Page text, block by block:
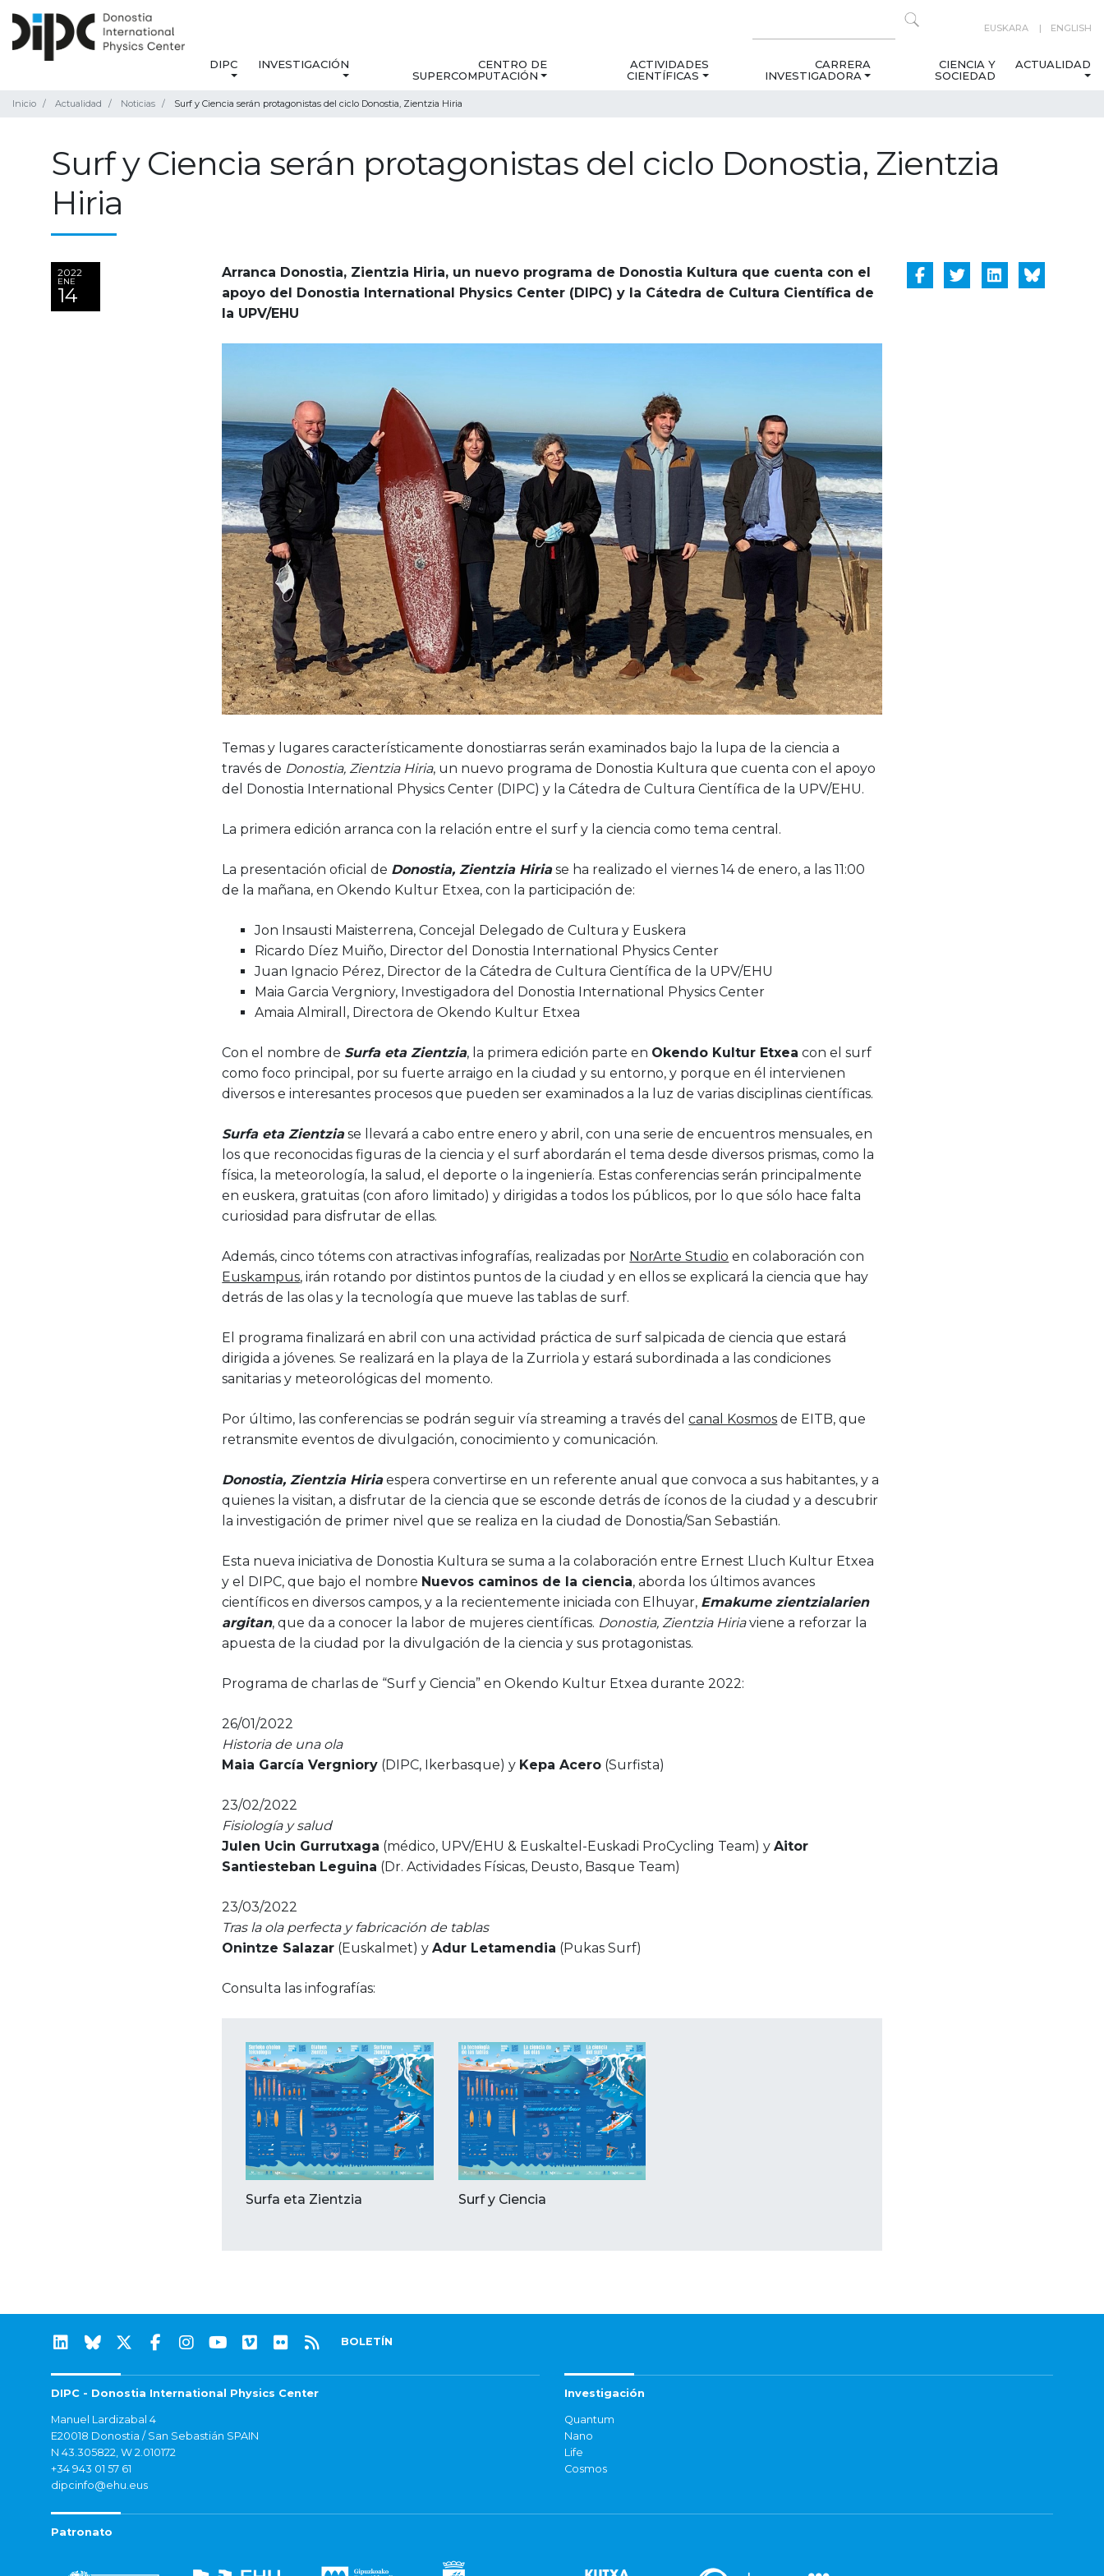
EUSKARA ENGLISH
DIPC INVESTIGACIÓN
CENTRO DE
SUPERCOMPUTACIÓN
ACTIVIDADES
CIENTÍFICAS
CARRERA
INVESTIGADORA
CIENCIA Y
SOCIEDAD
ACTUALIDAD
Inicio Actualidad Noticias Surf y Ciencia serán protagonistas del ciclo Donostia, Zientzia Hiria
Surf y Ciencia serán protagonistas del ciclo Donostia, Zientzia
Hiria
2022
ENE
14
Arranca Donostia, Zientzia Hiria, un nuevo programa de Donostia Kultura que cuenta con el
apoyo del Donostia International Physics Center (DIPC) y la Cátedra de Cultura Científica de
la UPV/EHU
Temas y lugares característicamente donostiarras serán examinados bajo la lupa de la ciencia a
través de Donostia, Zientzia Hiria, un nuevo programa de Donostia Kultura que cuenta con el apoyo
del Donostia International Physics Center (DIPC) y la Cátedra de Cultura Científica de la UPV/EHU.
La primera edición arranca con la relación entre el surf y la ciencia como tema central.
La presentación oficial de Donostia, Zientzia Hiriase ha realizado el viernes 14 de enero, a las 11:00
de la mañana, en Okendo Kultur Etxea, con la participación de:
Jon Insausti Maisterrena, Concejal Delegado de Cultura y Euskera
Ricardo Díez Muiño, Director del Donostia International Physics Center
Juan Ignacio Pérez, Director de la Cátedra de Cultura Científica de la UPV/EHU
Maia Garcia Vergniory, Investigadora del Donostia International Physics Center
Amaia Almirall, Directora de Okendo Kultur Etxea
Con el nombre de Surfa eta Zientzia, la primera edición parte en Okendo Kultur Etxea con el surf
como foco principal, por su fuerte arraigo en la ciudad y su entorno, y porque en él intervienen
diversos e interesantes procesos que pueden ser examinados a la luz de varias disciplinas científicas.
Surfa eta Zientziase llevará a cabo entre enero y abril, con una serie de encuentros mensuales, en
los que reconocidas figuras de la ciencia y el surf abordarán el tema desde diversos prismas, como la
física, la meteorología, la salud, el deporte o la ingeniería. Estas conferencias serán principalmente
en euskera, gratuitas (con aforo limitado) y dirigidas a todos los públicos, por lo que sólo hace falta
curiosidad para disfrutar de ellas.
Además, cinco tótems con atractivas infografías, realizadas por NorArte Studio en colaboración con
Euskampus, irán rotando por distintos puntos de la ciudad y en ellos se explicará la ciencia que hay
detrás de las olas y la tecnología que mueve las tablas de surf.
El programa finalizará en abril con una actividad práctica de surf salpicada de ciencia que estará
dirigida a jóvenes. Se realizará en la playa de la Zurriola y estará subordinada a las condiciones
sanitarias y meteorológicas del momento.
Por último, las conferencias se podrán seguir vía streaming a través delcanal Kosmos de EITB, que
retransmite eventos de divulgación, conocimiento y comunicación.
Donostia, Zientzia Hiria espera convertirse en un referente anual que convoca a sus habitantes, y a
quienes la visitan, a disfrutar de la ciencia que se esconde detrás de íconos de la ciudad y a descubrir
la investigación de primer nivel que se realiza en la ciudad de Donostia/San Sebastián.
Esta nueva iniciativa de Donostia Kultura se suma a la colaboración entre Ernest Lluch Kultur Etxea
y el DIPC, que bajo el nombre Nuevos caminos de la ciencia, aborda los últimos avances
científicos en diversos campos, y a la recientemente iniciada con Elhuyar, Emakume zientzialarien
argitan, que da a conocer la labor de mujeres científicas. Donostia, Zientzia Hiriaviene a reforzar la
apuesta de la ciudad por la divulgación de la ciencia y sus protagonistas.
Programa de charlas de “Surf y Ciencia” en Okendo Kultur Etxea durante 2022:
26/01/2022
Historia de una ola
Maia García Vergniory (DIPC, Ikerbasque) y Kepa Acero (Surfista)
23/02/2022
Fisiología y salud
Julen Ucin Gurrutxaga (médico, UPV/EHU & Euskaltel-Euskadi ProCycling Team) yAitor
Santiesteban Leguina (Dr. Actividades Físicas, Deusto, Basque Team)
23/03/2022
Tras la ola perfecta y fabricación de tablas
Onintze Salazar (Euskalmet) yAdur Letamendia (Pukas Surf)
Consulta las infografías:
Surfa eta Zientzia Surf y Ciencia
BOLETÍN
DIPC - Donostia International Physics Center
Manuel Lardizabal 4
E20018 Donostia / San Sebastián SPAIN
N 43.305822, W 2.010172
+34 943 01 57 61
dipcinfo@ehu.eus
Investigación
Quantum
Nano
Life
Cosmos
Patronato